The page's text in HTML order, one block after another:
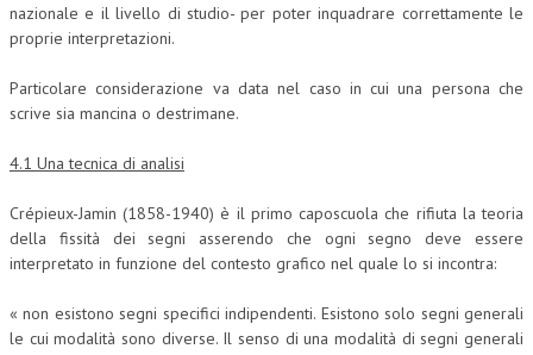
nazionale e il livello di studio- per poter inquadrare correttamente le
proprie interpretazioni.
Particolare considerazione va data nel caso in cui una persona che
scrive sia mancina o destrimane.
4.1 Una tecnica di analisi
Crépieux-Jamin (1858-1940) è il primo caposcuola che rifiuta la teoria
della fissità dei segni asserendo che ogni segno deve essere
interpretato in funzione del contesto grafico nel quale lo si incontra:
« non esistono segni specifici indipendenti. Esistono solo segni generali
le cui modalità sono diverse. Il senso di una modalità di segni generali